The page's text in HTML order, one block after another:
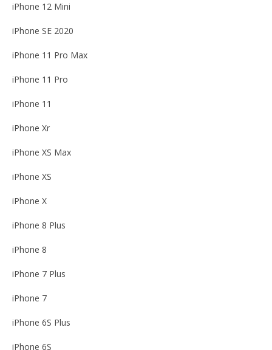
iPhone 12 Mini
iPhone SE 2020
iPhone 11 Pro Max
iPhone 11 Pro
iPhone 11
iPhone Xr
iPhone XS Max
iPhone XS
iPhone X
iPhone 8 Plus
iPhone 8
iPhone 7 Plus
iPhone 7
iPhone 6S Plus
iPhone 6S